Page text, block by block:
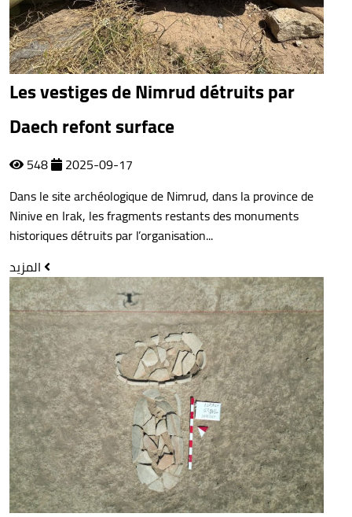
Les vestiges de Nimrud détruits par
Daech refont surface
548
2025-09-17
Dans le site archéologique de Nimrud, dans la province de
Ninive en Irak, les fragments restants des monuments
historiques détruits par l’organisation...